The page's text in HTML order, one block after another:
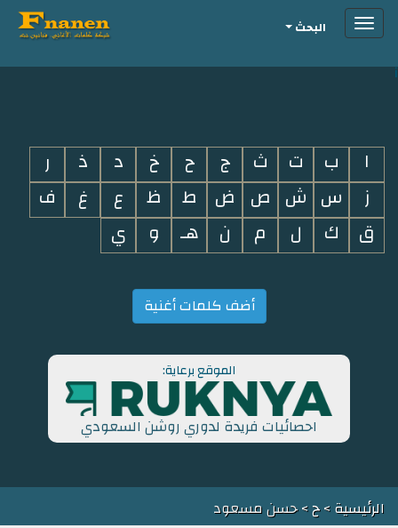
i
Toggleالبحث
ا ب ت ث ج ح خ د ذ
ر
ز
س ش ص ض ط ظ ع غ
ف
ق
ك ل م ن هـ و ي
أضف كلمات أغنية
الموقع برعاية:
احصائيات فريدة لدوري روشن السعودي
الرئيسية>ح> حسن مسعود